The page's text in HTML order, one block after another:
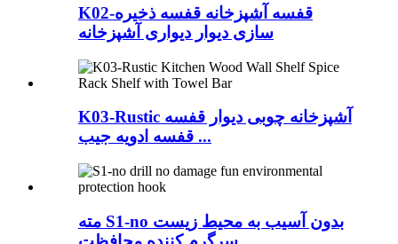
K02-قفسه آشپزخانه قفسه ذخیره
سازی دیوار دیواری آشپزخانه
K03-Rustic آشپزخانه چوبی دیوار قفسه
قفسه ادویه جیب ...
مته S1-no بدون آسیب به محیط زیست